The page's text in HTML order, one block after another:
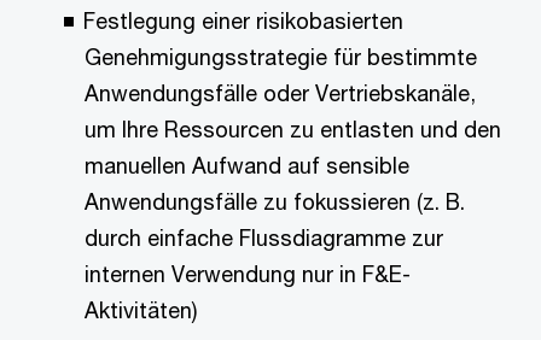
Festlegung einer risikobasierten
Genehmigungsstrategie für bestimmte
Anwendungsfälle oder Vertriebskanäle,
um Ihre Ressourcen zu entlasten und den
manuellen Aufwand auf sensible
Anwendungsfälle zu fokussieren (z. B.
durch einfache Flussdiagramme zur
internen Verwendung nur in F&E-
Aktivitäten)